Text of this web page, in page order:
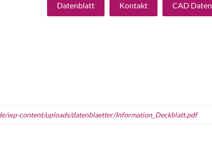
Datenblatt Kontakt CAD Daten
wp-content/uploads/datenblaetter/Information_Deckblatt.pdf